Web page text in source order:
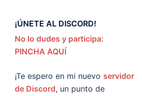
¡ÚNETE AL DISCORD!
No lo dudes y participa:
PINCHA AQUÍ
¡Te espero en mi nuevo servidor
de Discord, un punto de